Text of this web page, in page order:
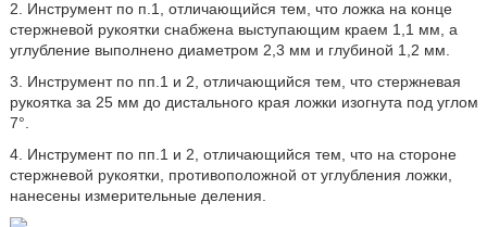
2. Инструмент по п.1, отличающийся тем, что ложка на конце
стержневой рукоятки снабжена выступающим краем 1,1 мм, а
углубление выполнено диаметром 2,3 мм и глубиной 1,2 мм.
3. Инструмент по пп.1 и 2, отличающийся тем, что стержневая
рукоятка за 25 мм до дистального края ложки изогнута под углом
7°.
4. Инструмент по пп.1 и 2, отличающийся тем, что на стороне
стержневой рукоятки, противоположной от углубления ложки,
нанесены измерительные деления.